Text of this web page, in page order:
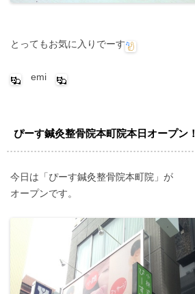
とってもお気に入りでーす
emi
ぴーす鍼灸整骨院本町院本日オープン！
今日は「ぴーす鍼灸整骨院本町院」が
オープンです。